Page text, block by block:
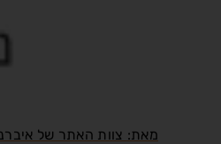
מאת: צוות האתר של